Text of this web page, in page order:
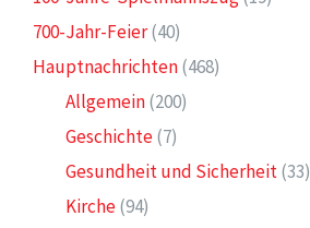
700-Jahr-Feier(40)
Hauptnachrichten(468)
Allgemein(200)
Geschichte(7)
Gesundheit und Sicherheit(33)
Kirche(94)